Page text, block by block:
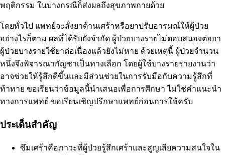
พฤติกรรม ในบางกรณีก็ส่งผลถึงสุขภาพกายด้วย
โดยทั่วไป แพทย์จะสั่งยาต้านเศร้าหรือยาปรับอารมณ์ให้ผู้ป่วย
อย่างไรก็ตาม ผลที่ได้รับยังจำกัด ผู้ป่วยบางรายไม่ตอบสนองต่อยา
ผู้ป่วยบางรายใช้ยาต่อเนื่องแล้วยังไม่หาย ด้วยเหตุนี้ ผู้ป่วยจำนวน
หนึ่งจึงพิจารณากัญชาเป็นทางเลือก โดยผู้ใช้บางรายรายงานว่า
อาจช่วยให้รู้สึกดีขึ้นและมีส่วนช่วยในการรับมือกับความรู้สึกที่
ท้าทาย ขอเรียนว่าข้อมูลนี้นำเสนอเพื่อการศึกษา ไม่ใช่คำแนะนำ
ทางการแพทย์ ขอเรียนเชิญปรึกษาแพทย์ก่อนการใช้ครับ
ประเด็นสำคัญ
ซึมเศร้าคือภาวะที่ผู้ป่วยรู้สึกเศร้าและสูญเสียความสนใจใน